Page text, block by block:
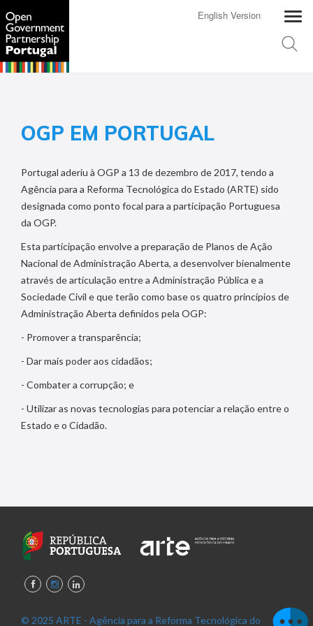
English Version
OGP EM PORTUGAL
Portugal aderiu à OGP a 13 de dezembro de 2017, tendo a
Agência para a Reforma Tecnológica do Estado (ARTE) sido
designada como ponto focal para a participação Portuguesa
da OGP.
Esta participação envolve a preparação de Planos de Ação
Nacional de Administração Aberta, a desenvolver bienalmente
através de articulação entre a Administração Pública e a
Sociedade Civil e que terão como base os quatro princípios de
Administração Aberta definidos pela OGP:
- Promover a transparência;
- Dar mais poder aos cidadãos;
- Combater a corrupção; e
- Utilizar as novas tecnologias para potenciar a relação entre o
Estado e o Cidadão.
© 2025 ARTE - Agência para a Reforma Tecnológica do